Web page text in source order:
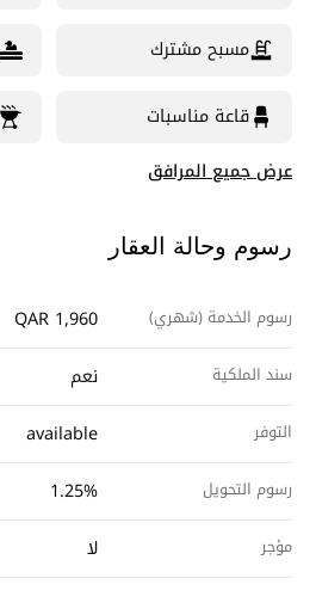
مسبح مشترك
قاعة مناسبات
عرض جميع المرافق
رسوم وحالة العقار
رسوم الخدمة (شهري) QAR 1,960
سند الملكية نعم
التوفر available
رسوم التحويل 1.25%
مؤجر لا